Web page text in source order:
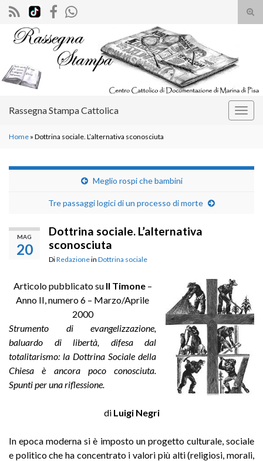
il
Search for:
Rassegna Stampa Cattolica
Home » Dottrina sociale. L’alternativa sconosciuta
Meglio rospi che bambini
Tre passaggi logici di un processo di morte
MAG
20
Dottrina sociale. L’alternativa
sconosciuta
DiRedazionein Dottrina sociale
Articolo pubblicato su Il Timone–
Anno II, numero 6 – Marzo/Aprile
2000
Strumento di evangelizzazione,
baluardo di libertà, difesa dal
totalitarismo: la Dottrina Sociale della
Chiesa è ancora poco conosciuta.
Spunti per una riflessione.
di Luigi Negri
In epoca moderna si è imposto un progetto culturale, sociale
e politico che ha concentrato i valori più alti (religiosi, morali,